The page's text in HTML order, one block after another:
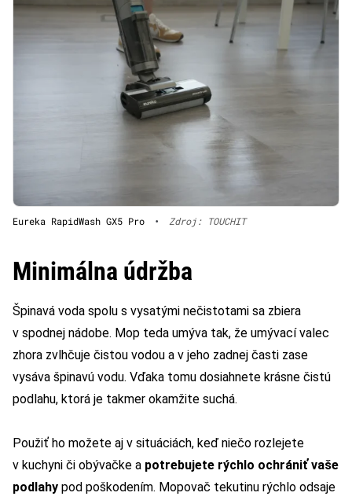
Eureka RapidWash GX5 Pro • Zdroj: TOUCHIT
Minimálna údržba
Špinavá voda spolu s vysatými nečistotami sa zbiera
v spodnej nádobe. Mop teda umýva tak, že umývací valec
zhora zvlhčuje čistou vodou a v jeho zadnej časti zase
vysáva špinavú vodu. Vďaka tomu dosiahnete krásne čistú
podlahu, ktorá je takmer okamžite suchá.
Použiť ho možete aj v situáciách, keď niečo rozlejete
v kuchyni či obývačke a potrebujete rýchlo ochrániť vaše
podlahy pod poškodením. Mopovač tekutinu rýchlo odsaje